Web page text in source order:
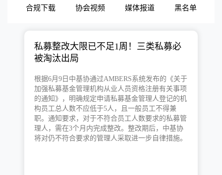
合规下载 协会视频 媒体报道 黑名单
私募整改大限已不足1周！三类私募必
被淘汰出局
根据6月9日中基协通过AMBERS系统发布的《关于
加强私募基金管理机构从业人员资格注册有关事项
的通知》，明确规定申请私募基金管理人登记的机
构员工总人数不应低于5人，且一般员工不得兼
职。通知要求，对于不符合员工人数要求的私募管
理人，需在3个月内完成整改。整改期后，中基协
将对仍不符合要求的管理人采取进一步自律措施。